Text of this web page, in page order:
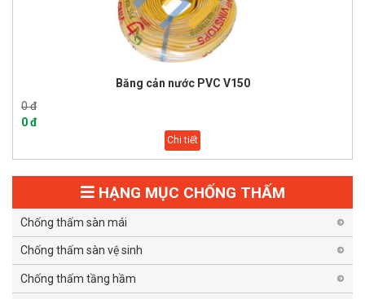
Băng cản nước PVC V150
0 đ
0 đ
Chi tiết
HẠNG MỤC CHỐNG THẤM
Chống thấm sàn mái
Chống thấm sàn vệ sinh
Chống thấm tầng hầm